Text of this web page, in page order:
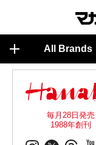
All Brands
毎月28日発売
1988年創刊